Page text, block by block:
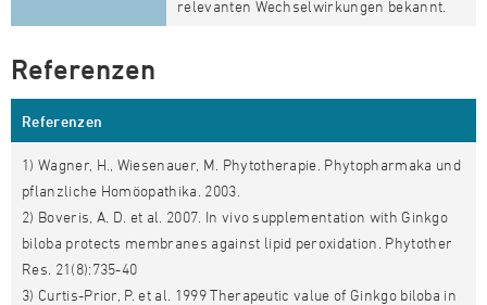
relevanten Wechselwirkungen bekannt.
Referenzen
Referenzen
1) Wagner, H., Wiesenauer, M. Phytotherapie. Phytopharmaka und
pflanzliche Homöopathika. 2003.
2) Boveris, A. D. et al. 2007. In vivo supplementation with Ginkgo
biloba protects membranes against lipid peroxidation. Phytother
Res. 21(8):735-40
3) Curtis-Prior, P. et al. 1999 Therapeutic value of Ginkgo biloba in